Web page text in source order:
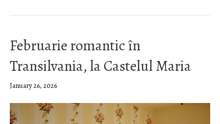
Februarie romantic în
Transilvania, la Castelul Maria
January 26, 2026